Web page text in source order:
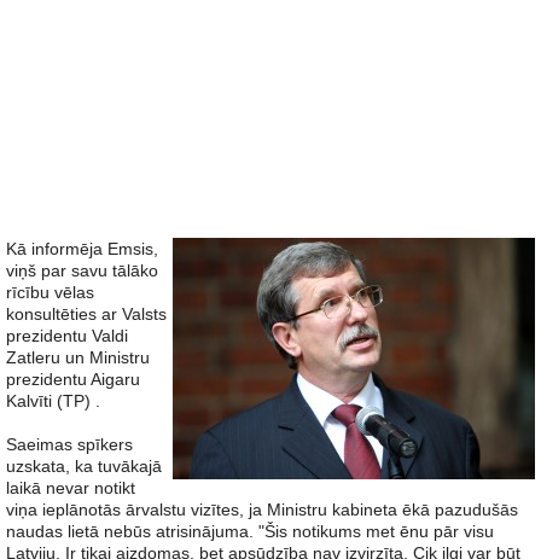
Kā informēja Emsis,
viņš par savu tālāko
rīcību vēlas
konsultēties ar Valsts
prezidentu Valdi
Zatleru un Ministru
prezidentu Aigaru
Kalvīti (TP) .
Saeimas spīkers
uzskata, ka tuvākajā
laikā nevar notikt
viņa ieplānotās ārvalstu vizītes, ja Ministru kabineta ēkā pazudušās
naudas lietā nebūs atrisinājuma. "Šis notikums met ēnu pār visu
Latviju. Ir tikai aizdomas, bet apsūdzība nav izvirzīta. Cik ilgi var būt